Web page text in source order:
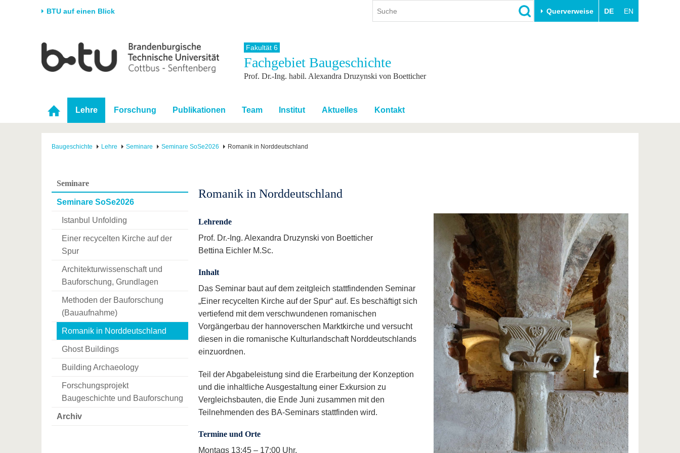
BTU auf einen Blick Querverweise DE EN
Universität
Karriere & Engagement
Partnerschaften &
Strukturwandel
Forschung
Förderung
Wissenschaftlicher
Nachwuchs
Studium
Studienangebot
Im Studium
Nach dem Studium
International
Internationales Profil
Mit der BTU ins Ausland
Für internationale
Studierende
Kontakt
Weiterbildung
Weiterbildungsangebote
Innovative Transferprojekte
BTU & Region erleben
Fakultät 6
Fachgebiet Baugeschichte
Prof. Dr.-Ing. habil. Alexandra Druzynski von Boetticher
Lehre Forschung Publikationen Team Institut Aktuelles Kontakt
Baugeschichte Lehre Seminare Seminare SoSe2026 Romanik in Norddeutschland
Seminare
Seminare SoSe2026
Istanbul Unfolding
Einer recycelten Kirche auf der
Spur
Architekturwissenschaft und
Bauforschung, Grundlagen
Methoden der Bauforschung
(Bauaufnahme)
Romanik in Norddeutschland
Ghost Buildings
Building Archaeology
Forschungsprojekt
Baugeschichte und Bauforschung
Archiv
Romanik in Norddeutschland
Lehrende
Prof. Dr.-Ing. Alexandra Druzynski von Boetticher
Bettina Eichler M.Sc.
Inhalt
Das Seminar baut auf dem zeitgleich stattfindenden Seminar
„Einer recycelten Kirche auf der Spur“ auf. Es beschäftigt sich
vertiefend mit dem verschwundenen romanischen
Vorgängerbau der hannoverschen Marktkirche und versucht
diesen in die romanische Kulturlandschaft Norddeutschlands
einzuordnen.
Teil der Abgabeleistung sind die Erarbeitung der Konzeption
und die inhaltliche Ausgestaltung einer Exkursion zu
Vergleichsbauten, die Ende Juni zusammen mit den
Teilnehmenden des BA-Seminars stattfinden wird.
Termine und Orte
Montags 13:45 – 17:00 Uhr,